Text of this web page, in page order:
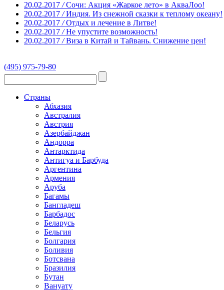
20.02.2017 / Сочи: Акция «Жаркое лето» в АкваЛоо!
20.02.2017 / Индия. Из снежной сказки к теплому океану!
20.02.2017 / Отдых и лечение в Литве!
20.02.2017 / Не упустите возможность!
20.02.2017 / Виза в Китай и Тайвань. Снижение цен!
(495) 975-79-80
Страны
Абхазия
Австралия
Австрия
Азербайджан
Андорра
Антарктида
Антигуа и Барбуда
Аргентина
Армения
Аруба
Багамы
Бангладеш
Барбадос
Беларусь
Бельгия
Болгария
Боливия
Ботсвана
Бразилия
Бутан
Вануату